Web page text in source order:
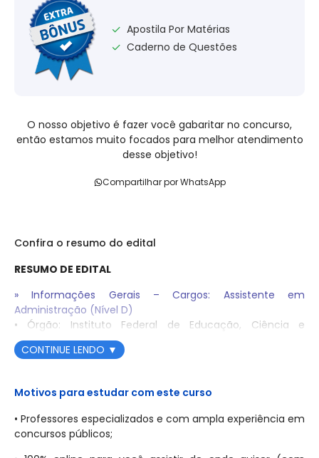
Confira o resumo do edital
RESUMO DE EDITAL
» Informações Gerais – Cargos: Assistente em
Administração (Nível D)
• Órgão: Instituto Federal de Educação, Ciência e
Tecnologia de São Paulo (IFSP)
• Banca: Comissão Organizadora de Concurso do IFSP
outubro de 2025
• Taxa de Inscrição: R$ 120,00 para cargos de Nível D
CONTINUE LENDO ▼
Motivos para estudar com este curso
• Professores especializados e com ampla experiência em
concursos públicos;
✓ Apostila Por Matérias
✓ Caderno de Questões
O nosso objetivo é fazer você gabaritar no concurso,
então estamos muito focados para melhor atendimento
desse objetivo!
Compartilhar por WhatsApp